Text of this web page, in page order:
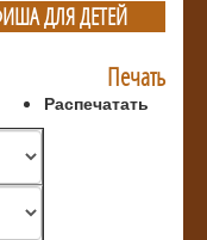
ДЛЯ ДЕТЕЙ
Печать
Распечатать